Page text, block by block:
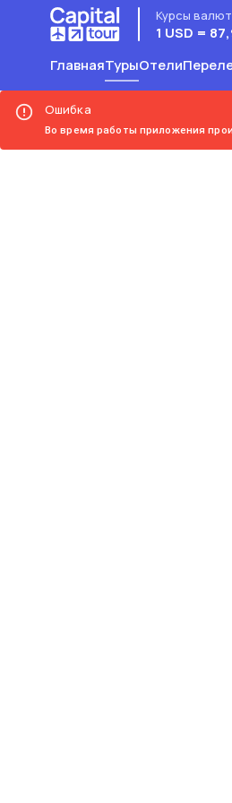
Курсы
1 USD =
ГлавнаяТурыОтели
Ошибка
Во время работы приложения